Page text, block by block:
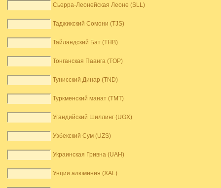
Сьерра-Леонейская Леоне (SLL)
Таджикский Сомони (TJS)
Тайландский Бат (THB)
Тонганская Паанга (TOP)
Тунисский Динар (TND)
Туркменский манат (TMT)
Угандийский Шиллинг (UGX)
Узбекский Сум (UZS)
Украинская Гривна (UAH)
Унции алюминия (XAL)